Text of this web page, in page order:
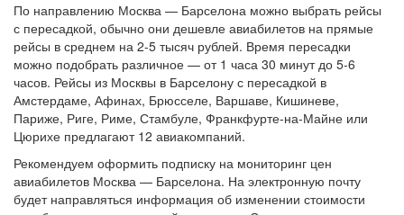
По направлению Москва — Барселона можно выбрать рейсы
с пересадкой, обычно они дешевле авиабилетов на прямые
рейсы в среднем на 2-5 тысяч рублей. Время пересадки
можно подобрать различное — от 1 часа 30 минут до 5-6
часов. Рейсы из Москвы в Барселону с пересадкой в
Амстердаме, Афинах, Брюсселе, Варшаве, Кишиневе,
Париже, Риге, Риме, Стамбуле, Франкфурте-на-Майне или
Цюрихе предлагают 12 авиакомпаний.
Рекомендуем оформить подписку на мониторинг цен
авиабилетов Москва — Барселона. На электронную почту
будет направляться информация об изменении стоимости